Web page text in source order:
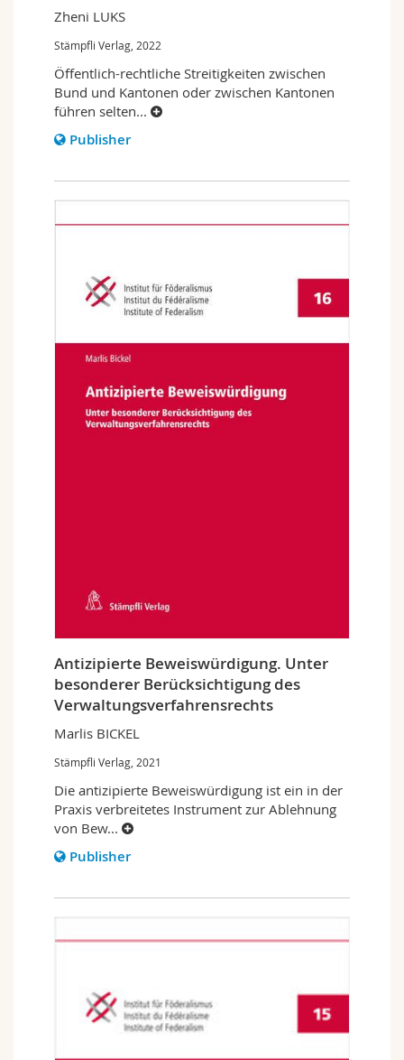
Zheni LUKS
Stämpfli Verlag, 2022
Öffentlich-rechtliche Streitigkeiten zwischen
Bund und Kantonen oder zwischen Kantonen
führen selten...
Publisher
Antizipierte Beweiswürdigung. Unter
besonderer Berücksichtigung des
Verwaltungsverfahrensrechts
Marlis BICKEL
Stämpfli Verlag, 2021
Die antizipierte Beweiswürdigung ist ein in der
Praxis verbreitetes Instrument zur Ablehnung
von Bew...
Publisher